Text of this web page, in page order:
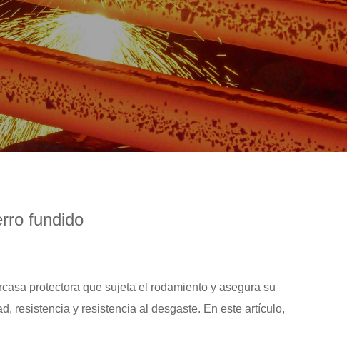
fundido
protectora que sujeta el rodamiento y asegura su
resistencia y resistencia al desgaste. En este artículo,